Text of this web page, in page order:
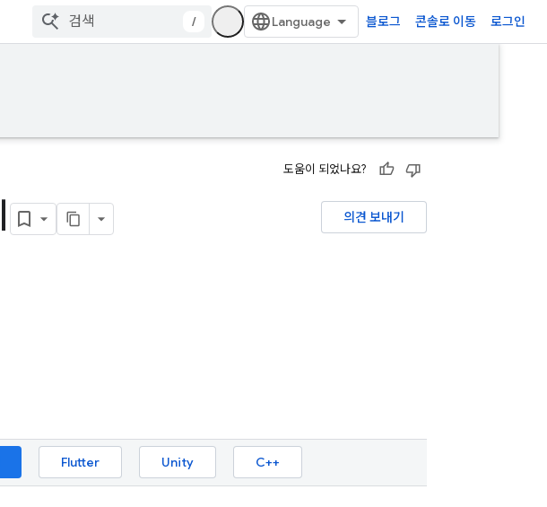
/ 블로그 콘솔로 이동 로그인
도움이 되었나요?
의견 보내기
Flutter Unity C++